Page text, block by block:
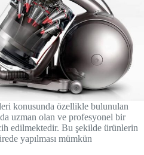
konusunda özellikle bulunulan
uzman olan ve profesyonel bir
edilmektedir. Bu şekilde ürünlerin
yapılması mümkün